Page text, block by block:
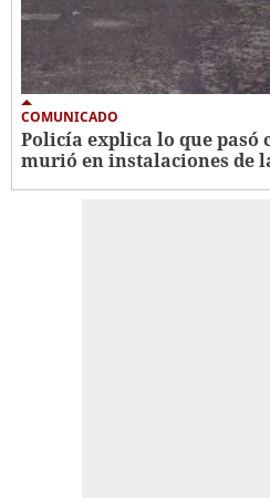
COMUNICADO
Policía explica lo que pasó
murió en instalaciones de